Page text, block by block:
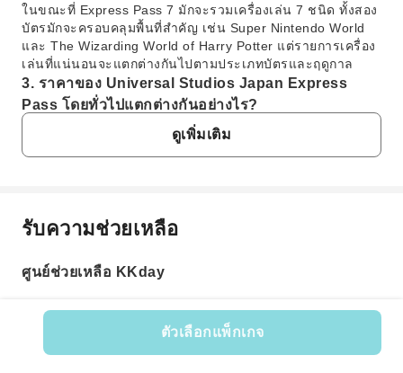
ตัวเลือกแพ็กเกจ
ในขณะที่ Express Pass 7 มักจะรวมเครื่องเล่น 7 ชนิด ทั้งสอง
บัตรมักจะครอบคลุมพื้นที่สำคัญ เช่น Super Nintendo World
และ The Wizarding World of Harry Potter แต่รายการเครื่อง
เล่นที่แน่นอนจะแตกต่างกันไปตามประเภทบัตรและฤดูกาล
3. ราคาของ Universal Studios Japan Express
Pass โดยทั่วไปแตกต่างกันอย่างไร?
ราคาของ Universal Studios Japan Express Pass เป็นแบบ
ไดนามิกและขึ้นอยู่กับปัจจัยหลายประการ ซึ่งรวมถึงประเภท
ของบัตร (เช่น Express Pass 4 หรือ 7) วันที่เข้าชม (วันหยุด
อย่างเป็นทางการของสวนสนุกหรือแพลตฟอร์มการจองที่ได้รับ
อนุญาตใกล้กับวันที่เดินทางของคุณ เพื่อดูระดับราคาและ
4. ฉันจะซื้อ Universal Studios Japan Express Pass
คุณสามารถซื้อ Universal Studios Japan Express Pass ได้
ผ่านแพลตฟอร์มท่องเที่ยวออนไลน์ที่ได้รับอนุญาต หรือเว็บไซต์
อย่างเป็นทางการของสวนสนุก เพื่อประสบการณ์การจองที่
ดูเพิ่มเติม
คำถามที่พบบ่อย
1. มี Express Pass สำหรับ Universal Studios
ใช่ Universal Studios Japan มี Express Pass หลาย
ประเภท บัตรเหล่านี้ช่วยให้คุณข้ามแถวรอเครื่องเล่นยอด
นิยม ซึ่งช่วยลดเวลารอได้อย่างมาก ออกแบบมาเพื่อยกระดับ
รับความช่วยเหลือ
ศูนย์ช่วยเหลือ KKday
รหัสสินค้า: 19987